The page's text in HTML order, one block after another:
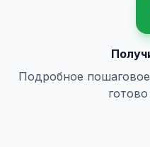
Подробное